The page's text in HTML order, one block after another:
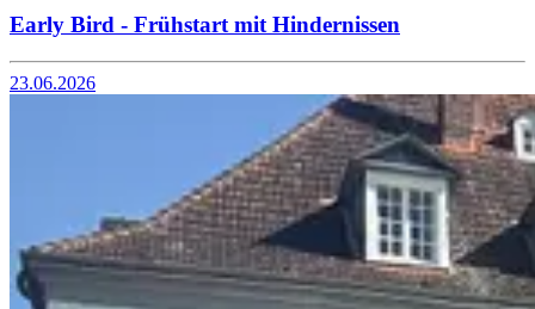
Early Bird - Frühstart mit Hindernissen
23.06.2026